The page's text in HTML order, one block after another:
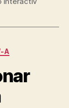
A